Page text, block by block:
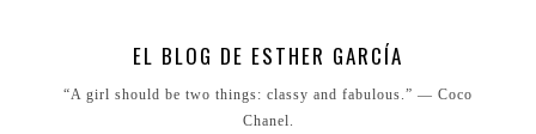
EL BLOG DE ESTHER GARCÍA
“A girl should be two things: classy and fabulous.” ― Coco
Chanel.